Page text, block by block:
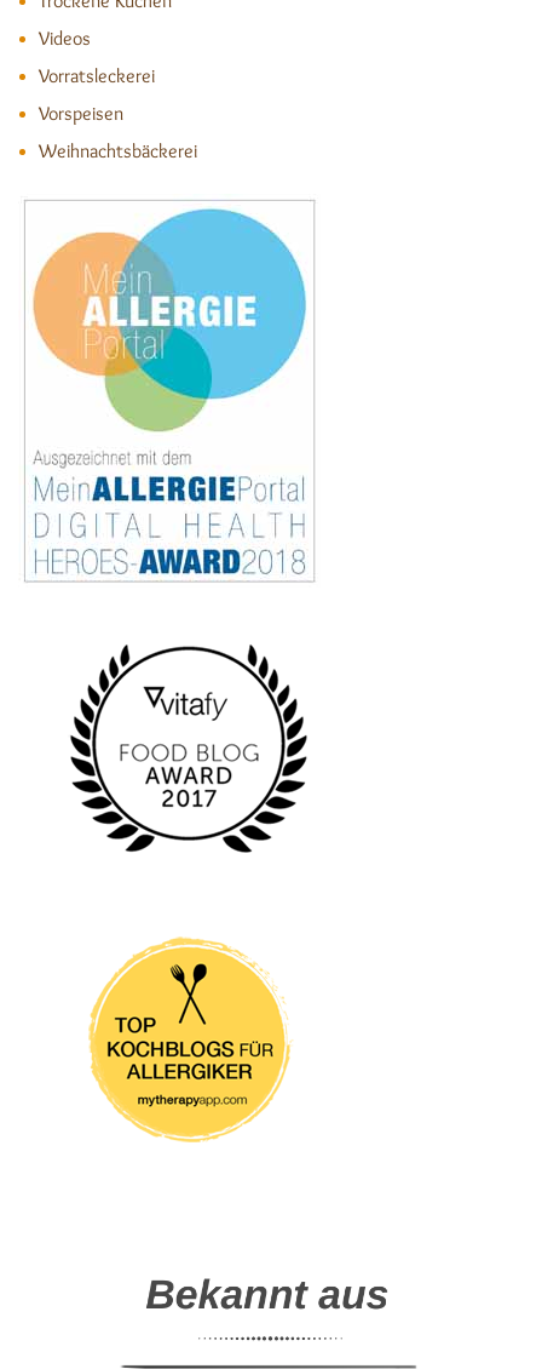
Videos
Vorratsleckerei
Vorspeisen
Weihnachtsbäckerei